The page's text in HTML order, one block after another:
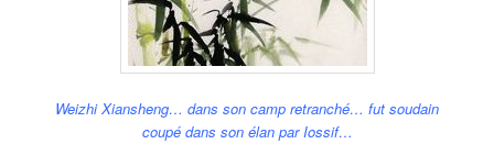
Weizhi Xiansheng… dans son camp retranché… fut soudain
coupé dans son élan par Iossif…